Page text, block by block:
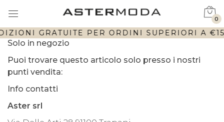
GRATUITE PER ORDINI SUPERIORI A
0
Solo in negozio
Puoi trovare questo articolo solo presso i nostri
punti vendita:
Info contatti
Aster srl